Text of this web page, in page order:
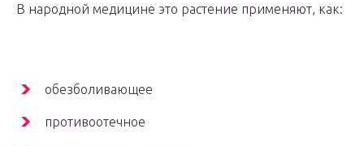
В народной медицине это растение применяют, как:
обезболивающее
противоотечное